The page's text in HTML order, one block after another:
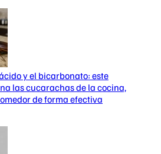
y el bicarbonato: este
las cucarachas de la cocina,
de forma efectiva